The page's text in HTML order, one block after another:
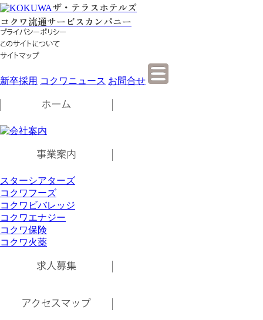
ザ・テラスホテルズ
コクワ流通サービスカンパニー
新卒採用 コクワニュース お問合せ
スターシアターズ
コクワフーズ
コクワビバレッジ
コクワエナジー
コクワ保険
コクワ火薬